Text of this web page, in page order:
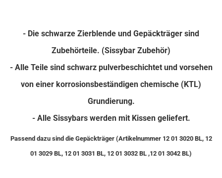
- Die schwarze Zierblende und Gepäckträger sind
Zubehörteile. (Sissybar Zubehör)
- Alle Teile sind schwarz pulverbeschichtet und vorsehen
von einer korrosionsbeständigen chemische (KTL)
Grundierung.
- Alle Sissybars werden mit Kissen geliefert.
Passend dazu sind die Gepäckträger (Artikelnummer 12 01 3020 BL, 12
01 3029 BL, 12 01 3031 BL, 12 01 3032 BL ,12 01 3042 BL)